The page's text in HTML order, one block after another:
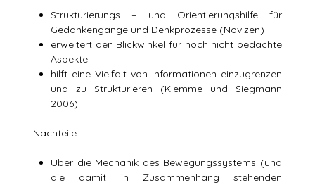
Strukturierungs – und Orientierungshilfe für
Gedankengänge und Denkprozesse (Novizen)
erweitert den Blickwinkel für noch nicht bedachte
Aspekte
hilft eine Vielfalt von Informationen einzugrenzen
und zu Strukturieren (Klemme und Siegmann
2006)
Nachteile:
Über die Mechanik des Bewegungssystems (und
die damit in Zusammenhang stehenden